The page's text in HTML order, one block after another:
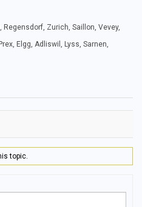
Zurich, Saillon, Vevey,
Elgg, Adliswil, Lyss, Sarnen,
topic.